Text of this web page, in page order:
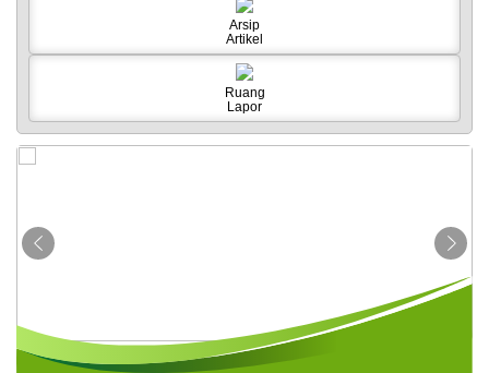
Arsip
Artikel
Ruang
Lapor